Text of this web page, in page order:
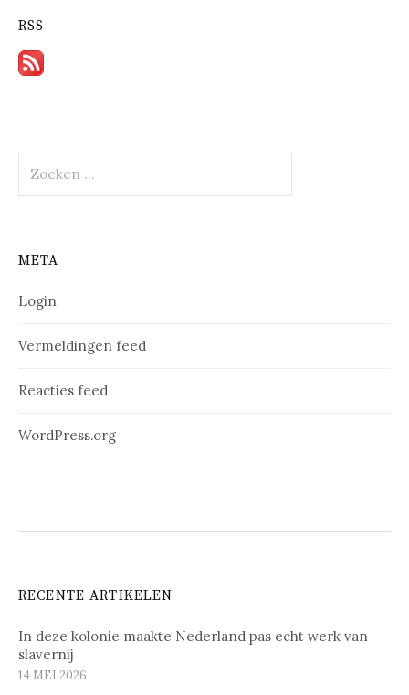
RSS
naar:
META
Login
Vermeldingen feed
Reacties feed
WordPress.org
RECENTE ARTIKELEN
In deze kolonie maakte Nederland pas echt werk van
slavernij
14 MEI 2026